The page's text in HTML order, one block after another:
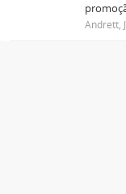
Andrett, J.